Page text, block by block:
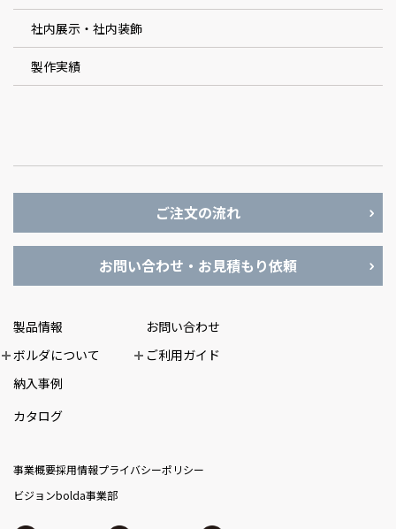
社内展示・社内装飾
製作実績
ご注文の流れ
お問い合わせ・お見積もり依頼
製品情報
ボルダについて
納入事例
カタログ
お問い合わせ
ご利用ガイド
事業概要採用情報プライバシーポリシー
ビジョンbolda事業部